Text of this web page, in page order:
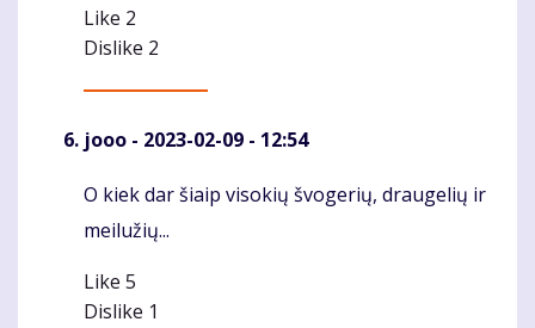
Like 2
Dislike 2
jooo - 2023-02-09 - 12:54
Komentaras
O kiek dar šiaip visokių švogerių, draugelių ir
meilužių...
Like 5
Dislike 1